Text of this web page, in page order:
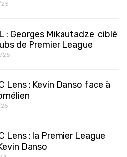
25
: Georges Mikautadze, ciblé
de Premier League
25
Lens : Kevin Danso face à
Lens : la Premier League
Danso